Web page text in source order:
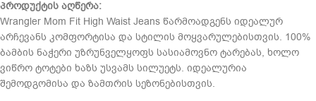
პროდუქტის აღწერა:
Wrangler Mom Fit High Waist Jeans წარმოადგენს იდეალურ
არჩევანს კომფორტისა და სტილის მოყვარულებისთვის. 100%
ბამბის ნაჭერი უზრუნველყოფს სასიამოვნო ტარებას, ხოლო
ვიწრო ტოტები ხაზს უსვამს სილუეტს. იდეალურია
შემოდგომისა და ზამთრის სეზონებისთვის.